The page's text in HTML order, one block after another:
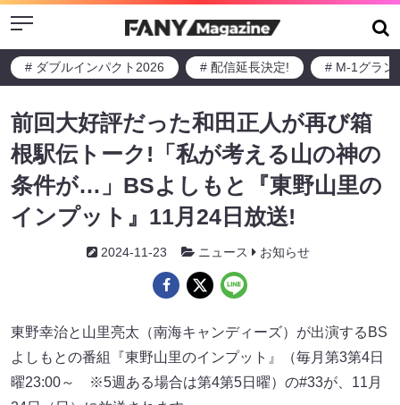
Menu
# ダブルインパクト2026 # 配信延長決定! # M-1グラン
前回大好評だった和田正人が再び箱
根駅伝トーク!「私が考える山の神の
条件が…」BSよしもと『東野山里の
インプット』11月24日放送!
2024-11-23 ニュース お知らせ
東野幸治と山里亮太（南海キャンディーズ）が出演するBS
よしもとの番組『東野山里のインプット』（毎月第3第4日
曜23:00～ ※5週ある場合は第4第5日曜）の#33が、11月